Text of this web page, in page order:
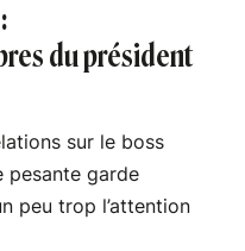
du président
sur le boss
pesante garde
peu trop l’attention